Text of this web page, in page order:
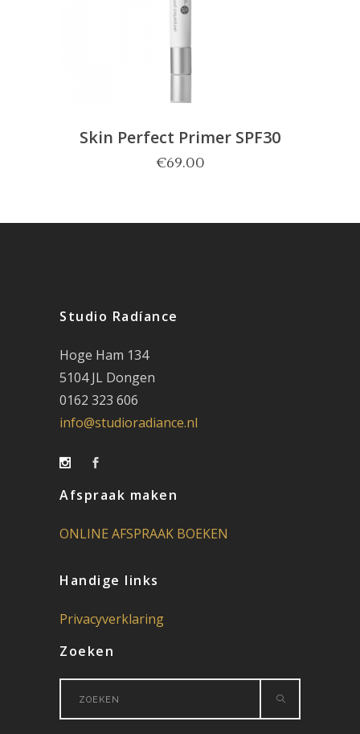
Skin Perfect Primer SPF30
€69.00
Studio Radíance
Hoge Ham 134
5104 JL Dongen
0162 323 606
info@studioradiance.nl
Afspraak maken
ONLINE AFSPRAAK BOEKEN
Handige links
Privacyverklaring
Zoeken